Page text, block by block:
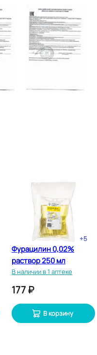
+5
Фурацилин 0,02%
раствор 250 мл
В наличии в 1 аптеке
177 ₽
В корзину